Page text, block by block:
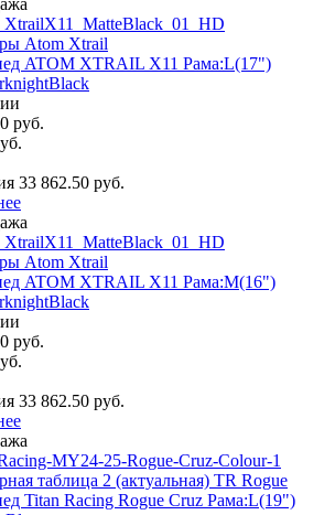
ATOM XTRAIL X11 Рама:L(17")
руб.
33 862.50 руб.
ATOM XTRAIL X11 Рама:M(16")
руб.
33 862.50 руб.
Titan Racing Rogue Cruz Рама:L(19")